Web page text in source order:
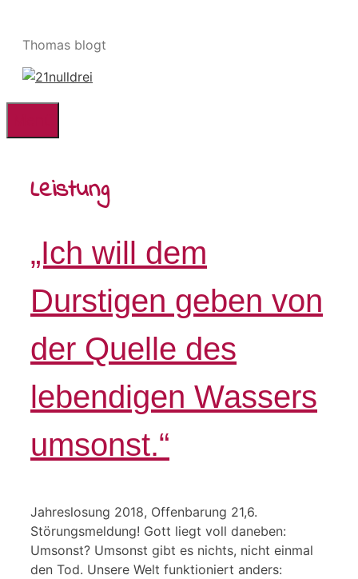
springen
Thomas blogt
Leistung
„Ich will dem
Durstigen geben von
der Quelle des
lebendigen Wassers
umsonst.“
Jahreslosung 2018, Offenbarung 21,6.
Störungsmeldung! Gott liegt voll daneben:
Umsonst? Umsonst gibt es nichts, nicht einmal
den Tod. Unsere Welt funktioniert anders: